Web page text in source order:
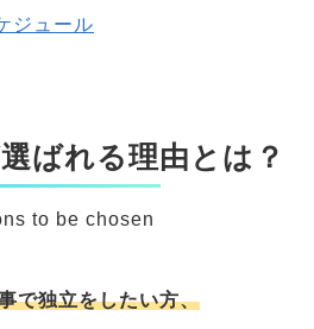
ジュール
ばれる理由とは？
to be chosen
で独立をしたい方、